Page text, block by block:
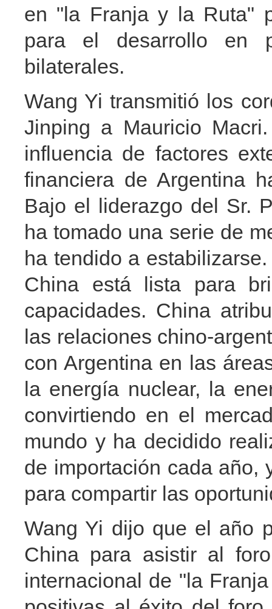
en "la Franja y la Ruta"
para el desarrollo en
bilaterales.
Wang Yi transmitió los
Jinping a Mauricio
influencia de factores
financiera de Argentina
Bajo el liderazgo del Sr.
ha tomado una serie de
ha tendido a
China está lista para
capacidades. China
las relaciones chino-
con Argentina en las
la energía nuclear, la
convirtiendo en el
mundo y ha decidido
de importación cada año,
para compartir las
Wang Yi dijo que el año
China para asistir al
internacional de "la